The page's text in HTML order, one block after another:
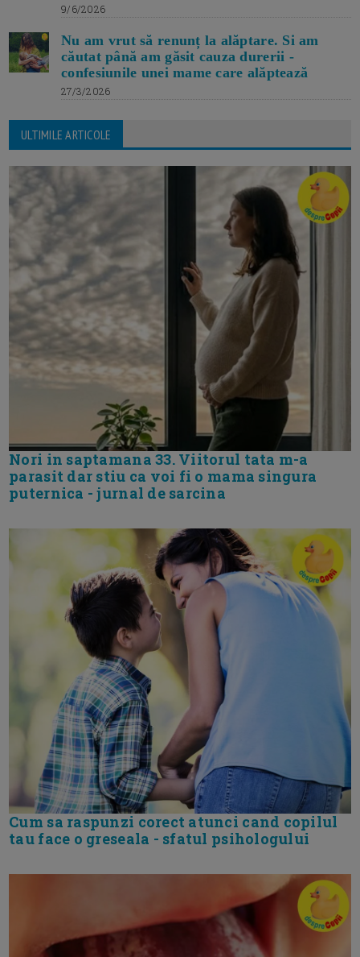
9/6/2026
Nu am vrut să renunț la alăptare. Si am
căutat până am găsit cauza durerii -
confesiunile unei mame care alăptează
27/3/2026
ULTIMILE ARTICOLE
Nori in saptamana 33. Viitorul tata m-a
parasit dar stiu ca voi fi o mama singura
puternica - jurnal de sarcina
Cum sa raspunzi corect atunci cand copilul
tau face o greseala - sfatul psihologului